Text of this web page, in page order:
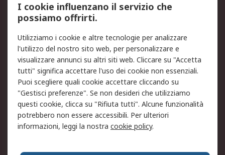
Legale
Informativa Cookie
Informativa Privacy -
Aggiornata
Email Security
Termini d'uso
Condizioni di vendita
Condizioni generali di
servizio
Etica e responsabilità
Chi Siamo
Chi Siamo Contattaci
I cookie influenzano il servizio che
possiamo offrirti.
Utilizziamo i cookie e altre tecnologie per analizzare
l'utilizzo del nostro sito web, per personalizzare e
visualizzare annunci su altri siti web. Cliccare su "Accetta
tutti" significa accettare l'uso dei cookie non essenziali.
Puoi scegliere quali cookie accettare cliccando su
"Gestisci preferenze". Se non desideri che utilizziamo
questi cookie, clicca su "Rifiuta tutti". Alcune funzionalità
potrebbero non essere accessibili. Per ulteriori
informazioni, leggi la nostra cookie policy.